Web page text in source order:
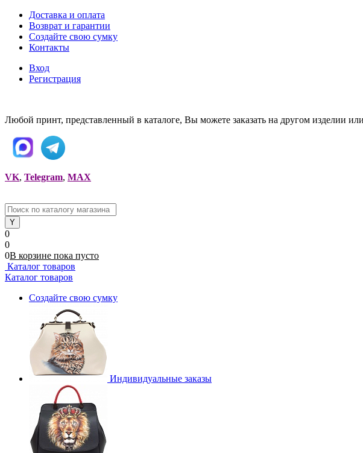
Доставка и оплата
Возврат и гарантии
Создайте свою сумку
Контакты
Вход
Регистрация
Любой принт, представленный в каталоге, Вы можете заказать на другом изделии
VK, Telegram, MAX
0
0
0В корзине пока пусто
Каталог товаров
Каталог товаров
Создайте свою сумку
Индивидуальные заказы